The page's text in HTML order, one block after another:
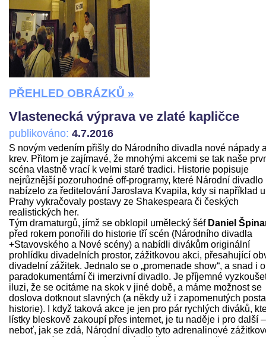
PŘEHLED OBRÁZKŮ »
Vlastenecká výprava ve zlaté kapličce
publikováno: 4.7.2016
S novým vedením přišly do Národního divadla nové nápady
krev. Přitom je zajímavé, že mnohými akcemi se tak naše
scéna vlastně vrací k velmi staré tradici. Historie popisuje
nejrůznější pozoruhodné off-programy, které Národní divadlo
nabízelo za ředitelování Jaroslava Kvapila, kdy si například
Prahy vykračovaly postavy ze Shakespeara či českých
realistických her.
Tým dramaturgů, jímž se obklopil umělecký šéf Daniel
před rokem ponořili do historie tří scén (Národního divadla
+Stavovského a Nové scény) a nabídli divákům originální
prohlídku divadelních prostor, zážitkovou akci, přesahující
divadelní zážitek. Jednalo se o „promenade show“, a snad i o
paradokumentární či imerzivní divadlo. Je příjemné
iluzi, že se ocitáme na skok v jiné době, a máme možnost se
doslova dotknout slavných (a někdy už i zapomenutých
historie). I když taková akce je jen pro pár rychlých diváků,
lístky bleskově zakoupí přes internet, je tu naděje i pro další –
neboť, jak se zdá, Národní divadlo tyto adrenalinové